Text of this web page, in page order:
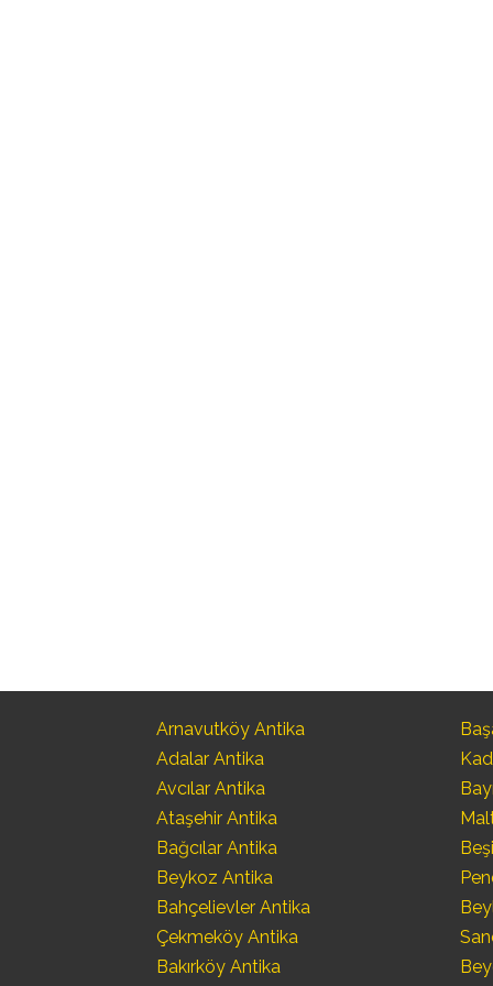
Arnavutköy Antika
Adalar Antika
Avcılar Antika
Ataşehir Antika
Bağcılar Antika
Beykoz Antika
Bahçelievler Antika
Çekmeköy Antika
Bakırköy Antika